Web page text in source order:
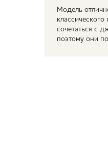
Модель
сочетаться с
поэтому они